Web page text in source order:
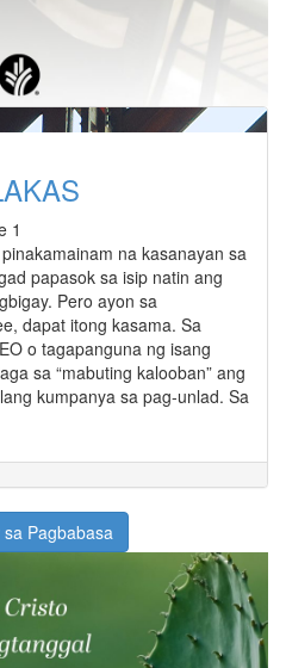
1
na kasanayan sa
papasok sa isip natin ang
Pero ayon sa
dapat itong kasama. Sa
o tagapanguna ng isang
sa “mabuting kalooban” ang
kumpanya sa pag-unlad. Sa
Pagbabasa